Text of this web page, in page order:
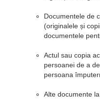
Documentele de
(originalele și
documentele
Actul sau copia
persoanei de a
persoana
Alte documente